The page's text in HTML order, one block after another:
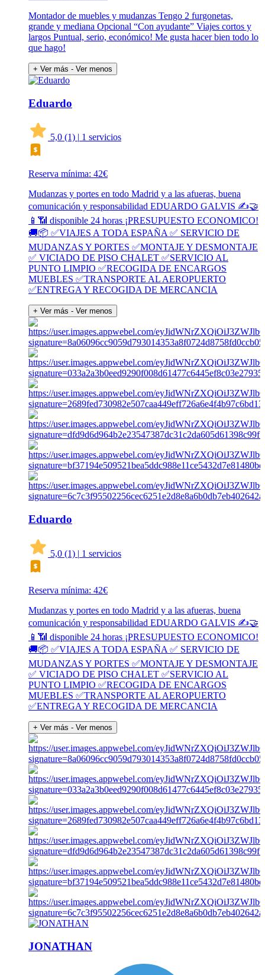
Montador de muebles y mudanzas Tengo 2 furgonetas,
grande y mediana Opcional “Con ayudante” Viajes cortos y
largos Puntual, serio, económico! Me gusta hacer bien todo lo
que hago!
+ Ver más - Ver menos
Eduardo
5,0 (1) | 1 servicios
Reserva mínima: 42€
Mudanzas y portes en todo Madrid y a las afueras, buena
comunicación y responsabilidad EDUARDO GALVIS ✍️🤝
📱📶 disponible 24 horas ¡PRESUPUESTO ECONOMICO!
🚚📦 ✅VIAJES A TODA ESPAÑA ✅ SERVICIO DE
MUDANZAS Y PORTES ✅MONTAJE Y DESMONTAJE
✅ VICIADO DE PISO CHALET ✅SERVICIO AL
PUNTO LIMPIO ✅RECOGIDA DE ENCARGOS
MUEBLES ✅TRANSPORTE AL AEROPUERTO
✅ENTREGA Y RECOGIDA DE MERCANCIA
+ Ver más - Ver menos
Eduardo
5,0 (1) | 1 servicios
Reserva mínima: 42€
Mudanzas y portes en todo Madrid y a las afueras, buena
comunicación y responsabilidad EDUARDO GALVIS ✍️🤝
📱📶 disponible 24 horas ¡PRESUPUESTO ECONOMICO!
🚚📦 ✅VIAJES A TODA ESPAÑA ✅ SERVICIO DE
MUDANZAS Y PORTES ✅MONTAJE Y DESMONTAJE
✅ VICIADO DE PISO CHALET ✅SERVICIO AL
PUNTO LIMPIO ✅RECOGIDA DE ENCARGOS
MUEBLES ✅TRANSPORTE AL AEROPUERTO
✅ENTREGA Y RECOGIDA DE MERCANCIA
+ Ver más - Ver menos
JONATHAN